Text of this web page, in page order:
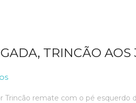
TRINCÃO AOS
Trincão remate com o pé esquerdo